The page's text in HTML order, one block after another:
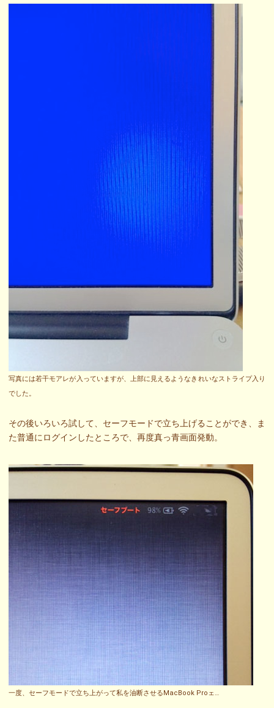
写真には若干モアレが入っていますが、上部に見えるようなきれいなストライプ入り
でした。
その後いろいろ試して、セーフモードで立ち上げることができ、ま
た普通にログインしたところで、再度真っ青画面発動。
一度、セーフモードで立ち上がって私を油断させるMacBook Proェ…